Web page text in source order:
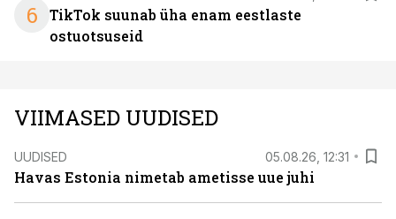
6
TikTok suunab üha enam eestlaste
ostuotsuseid
VIIMASED UUDISED
UUDISED 05.08.26, 12:31
Havas Estonia nimetab ametisse uue juhi